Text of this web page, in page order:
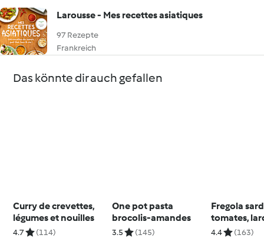
Larousse - Mes recettes asiatiques
97 Rezepte
Frankreich
Das könnte dir auch gefallen
Curry de crevettes,
légumes et nouilles
4.7 (114)
One pot pasta
brocolis-amandes
3.5 (145)
Fregola
tomates,
petits pois
4.4 (163)